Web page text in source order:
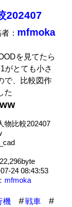
202407
： mfmoka
を見てたら
がとても小さ
で、比較図作
た
物比較202407
24 08:43:53
mfmoka
機 戦車